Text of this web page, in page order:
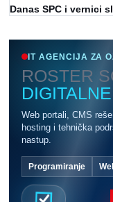
Danas SPC i vernici
IT AGENCIJA ZA
ROSTER
Web portali, CMS
hosting i tehnička
nastup.
Programiranje